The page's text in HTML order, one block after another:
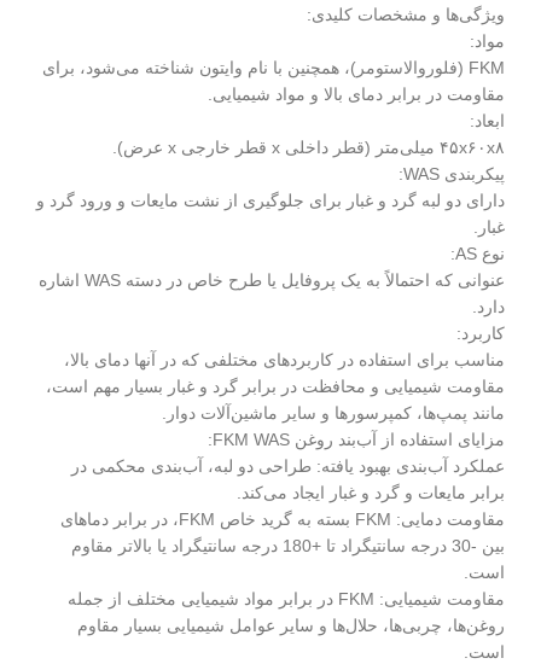
ویژگی‌ها و مشخصات کلیدی:
مواد:
FKM (فلوروالاستومر)، همچنین با نام وایتون شناخته می‌شود، برای
مقاومت در برابر دمای بالا و مواد شیمیایی.
ابعاد:
۴۵x۶۰x۸ میلی‌متر (قطر داخلی x قطر خارجی x عرض).
پیکربندی WAS:
دارای دو لبه گرد و غبار برای جلوگیری از نشت مایعات و ورود گرد و
غبار.
نوع AS:
عنوانی که احتمالاً به یک پروفایل یا طرح خاص در دسته WAS اشاره
دارد.
کاربرد:
مناسب برای استفاده در کاربردهای مختلفی که در آنها دمای بالا،
مقاومت شیمیایی و محافظت در برابر گرد و غبار بسیار مهم است،
مانند پمپ‌ها، کمپرسورها و سایر ماشین‌آلات دوار.
مزایای استفاده از آب‌بند روغن FKM WAS:
عملکرد آب‌بندی بهبود یافته: طراحی دو لبه، آب‌بندی محکمی در
برابر مایعات و گرد و غبار ایجاد می‌کند.
مقاومت دمایی: FKM بسته به گرید خاص FKM، در برابر دماهای
بین -30 درجه سانتیگراد تا +180 درجه سانتیگراد یا بالاتر مقاوم
است.
مقاومت شیمیایی: FKM در برابر مواد شیمیایی مختلف از جمله
روغن‌ها، چربی‌ها، حلال‌ها و سایر عوامل شیمیایی بسیار مقاوم
است.